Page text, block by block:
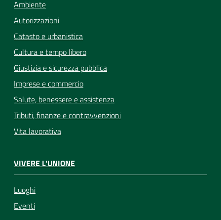
Ambiente
Autorizzazioni
Catasto e urbanistica
Cultura e tempo libero
Giustizia e sicurezza pubblica
Imprese e commercio
Salute, benessere e assistenza
Tributi, finanze e contravvenzioni
Vita lavorativa
VIVERE L'UNIONE
Luoghi
Eventi